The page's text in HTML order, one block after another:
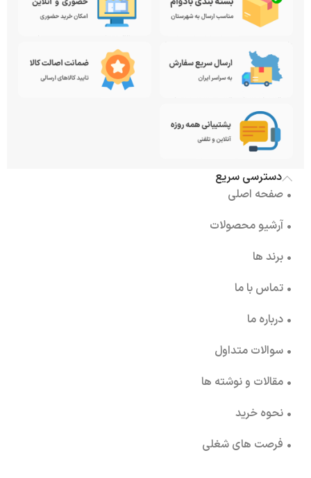
دسترسی سریع
• صفحه اصلی
• آرشیو محصولات
• برند ها
• تماس با ما
• درباره ما
• سوالات متداول
• مقالات و نوشته ها
• نحوه خرید
• فرصت های شغلی